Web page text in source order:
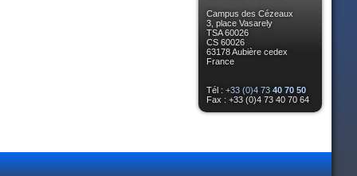
Campus des Cézeaux
3, place Vasarely
TSA 60026
CS 60026
63178 Aubière cedex
France
Tél : +33 (0)4 73 40 70 50
Fax : +33 (0)4 73 40 70 64